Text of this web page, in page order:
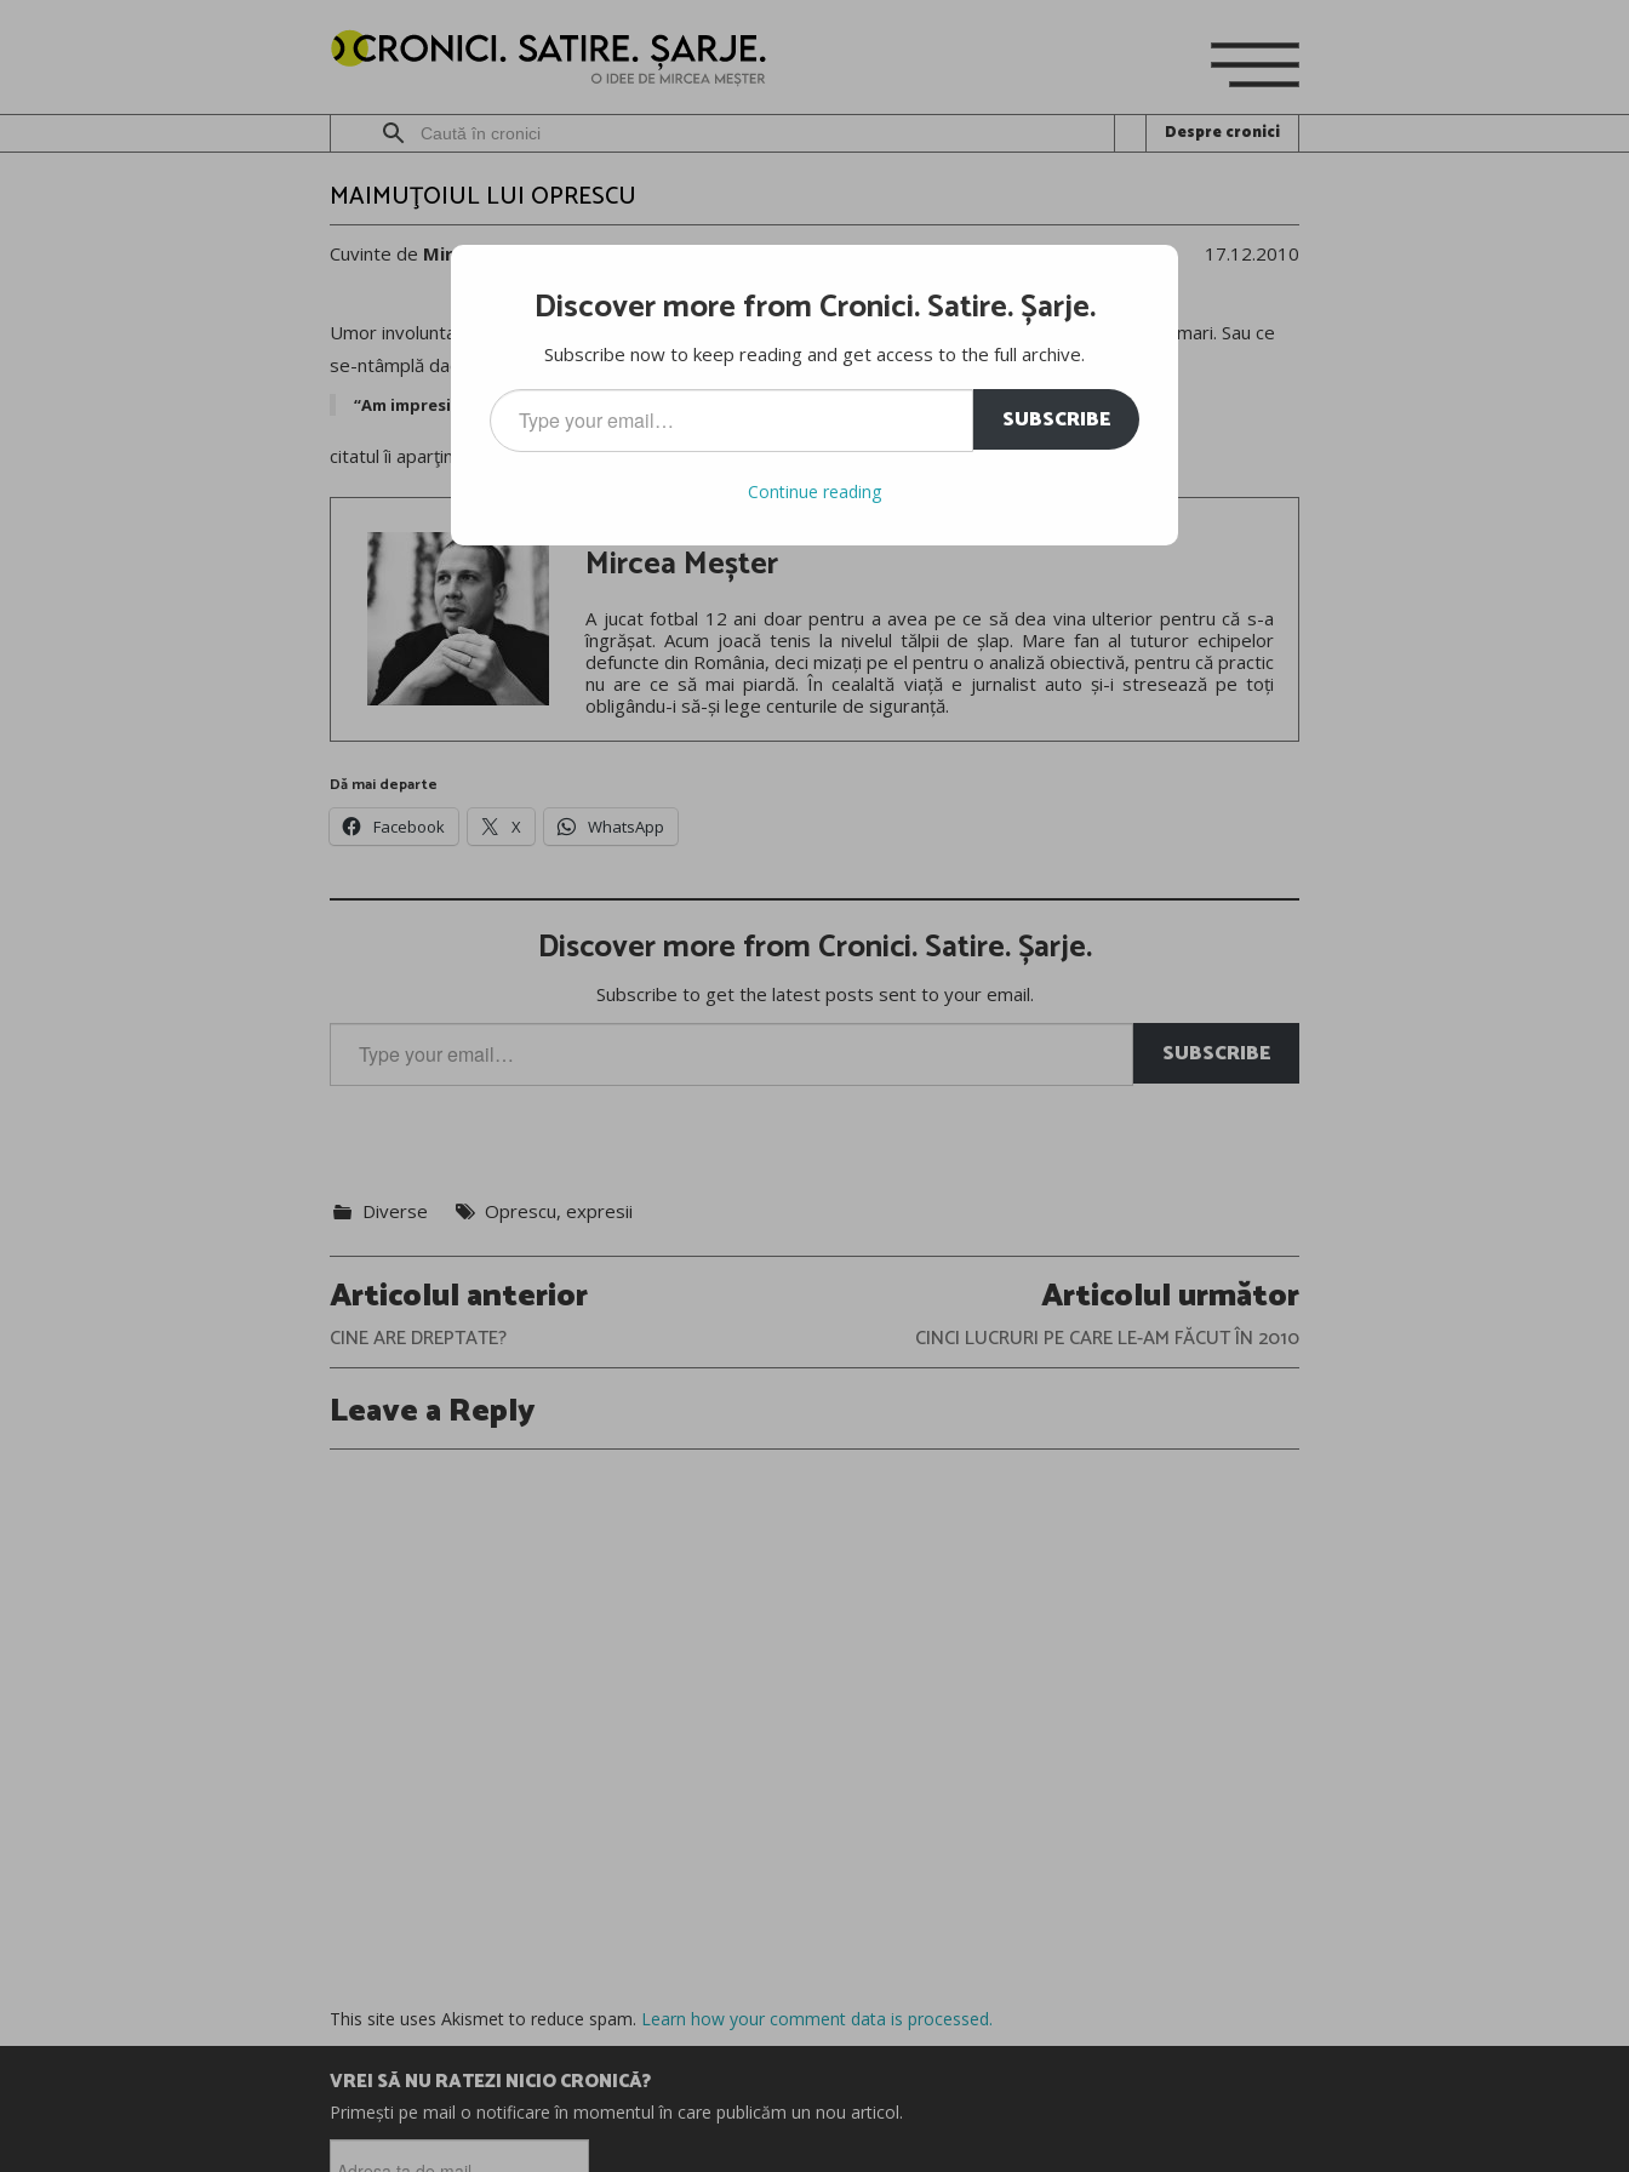
Despre cronici
MAIMUŢOIUL LUI OPRESCU
Cuvinte de Mircea Meșter 17.12.2010
Umor involuntar cu primarele capitalei în prima noapte de ninsoare, ultima noapte de linişte pentru drumari. Sau ce
se-ntâmplă dacă te apuci şi schimbi de capul tău “drept” cu “de”.
“Am impresia că mă luaţi de maimuţoi”
citatul îi aparţine şi vine de pe Mediafax.
Mircea Meșter
A jucat fotbal 12 ani doar pentru a avea pe ce să dea vina ulterior pentru că s-a
îngrășat. Acum joacă tenis la nivelul tălpii de șlap. Mare fan al tuturor echipelor
defuncte din România, deci mizați pe el pentru o analiză obiectivă, pentru că practic
nu are ce să mai piardă. În cealaltă viață e jurnalist auto și-i stresează pe toți
obligându-i să-și lege centurile de siguranță.
Dă mai departe
Facebook X WhatsApp
Discover more from Cronici. Satire. Șarje.
Subscribe to get the latest posts sent to your email.
email…
SUBSCRIBE
Diverse Oprescu, expresii
Post
navigation
Articolul anterior
CINE ARE DREPTATE?
Articolul următor
CINCI LUCRURI PE CARE LE-AM FĂCUT ÎN 2010
Leave a Reply
This site uses Akismet to reduce spam. Learn how your comment data is processed.
VREI SĂ NU RATEZI NICIO CRONICĂ?
Primești pe mail o notificare în momentul în care publicăm un nou articol.
Discover more from Cronici. Satire. Șarje.
Subscribe now to keep reading and get access to the full archive.
Type
your
email…
SUBSCRIBE
Continue reading